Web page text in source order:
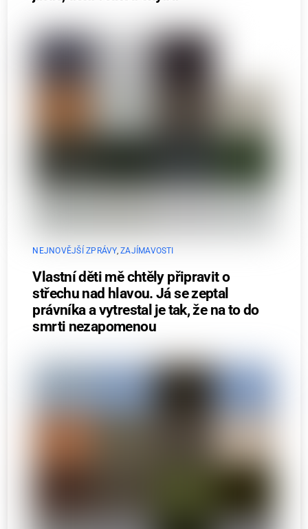
NEJNOVĚJŠÍ ZPRÁVY,ZAJÍMAVOSTI
Vlastní děti mě chtěly připravit o
střechu nad hlavou. Já se zeptal
právníka a vytrestal je tak, že na to do
smrti nezapomenou